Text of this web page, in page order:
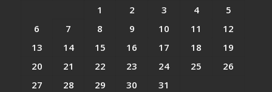
1
2 3 4
5
6
7 8 9 10 11
12
13
14 15 16 17 18
19
20
21 22 23 24 25
26
27
28 29 30 31